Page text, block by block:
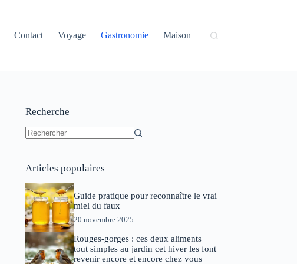
Contact Voyage Gastronomie Maison
Recherche
Articles populaires
Guide pratique pour reconnaître le vrai
miel du faux
20 novembre 2025
Rouges-gorges : ces deux aliments
tout simples au jardin cet hiver les font
revenir encore et encore chez vous